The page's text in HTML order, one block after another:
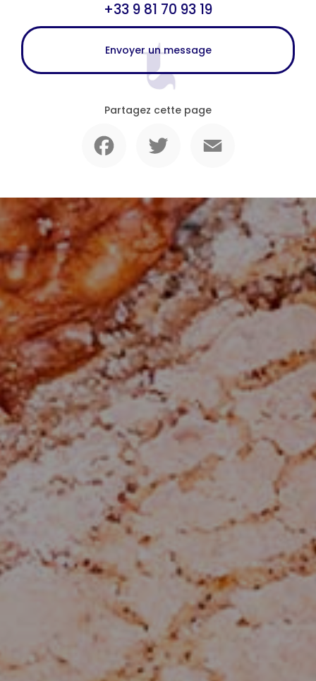
+33 9 81 70 93 19
Envoyer un message
Partagez cette page